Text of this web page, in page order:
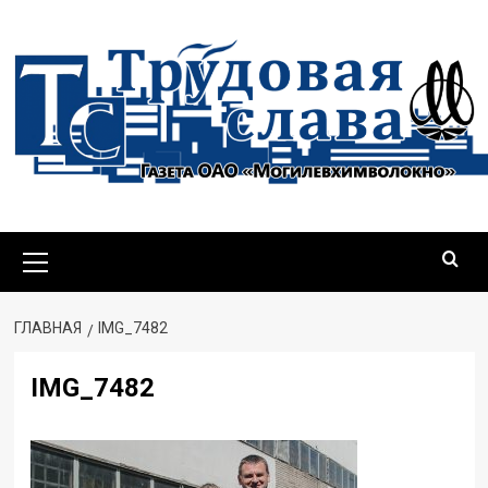
содержимому
меню
ГЛАВНАЯ IMG_7482
IMG_7482